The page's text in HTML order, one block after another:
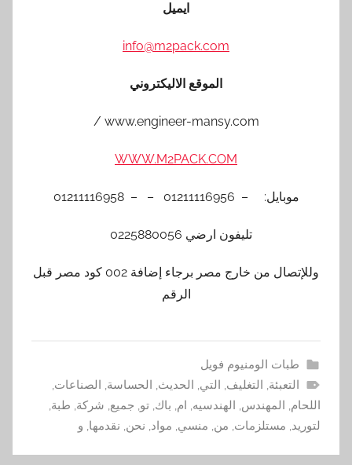
ايميل
info@m2pack.com
الموقع الاليكتروني
www.engineer-mansy.com /
WWW.M2PACK.COM
موبايل: – 01211116956 – – 01211116958
تليفون ارضي 0225880056
وللإتصال من خارج مصر برجاء إضافة 002 كود مصر قبل
الرقم
طبات الومنيوم فويل
التعبئة, التغليف, التي, الحديث, الحساسة, الصناعات,
اللحام, المهندس, الهندسيه, ام, باك, تو, جميع, شركة, طبة,
لتوريد, مستلزمات, من, منسي, مواد, نحن, نقدمها, و